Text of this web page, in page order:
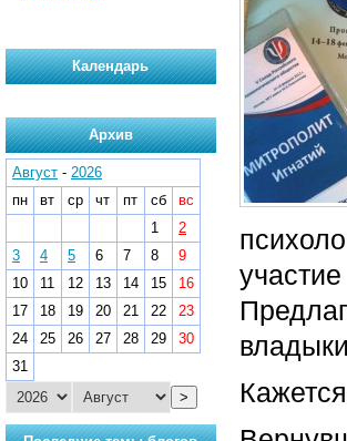
Календарь
Архив
Август - 2026
пн
вт ср чт пт сб
вс
1
2
3
4 5 6 7 8
9
10
11 12 13 14 15
16
17
18 19 20 21 22
23
24
25 26 27 28 29
30
31
>